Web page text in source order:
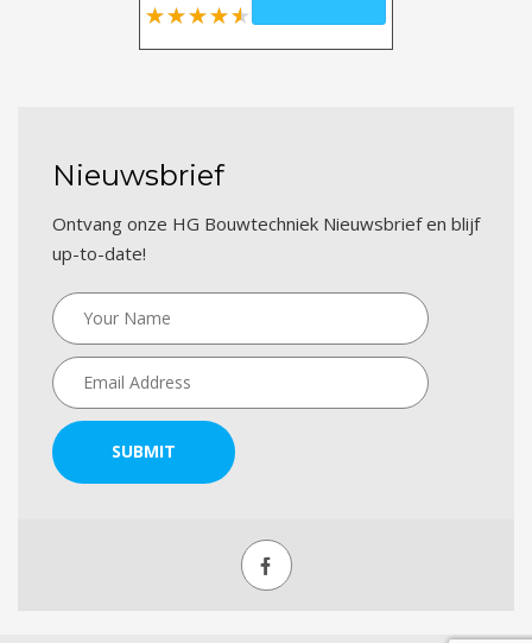
Nieuwsbrief
Ontvang onze HG Bouwtechniek Nieuwsbrief en blijf
up-to-date!
SUBMIT